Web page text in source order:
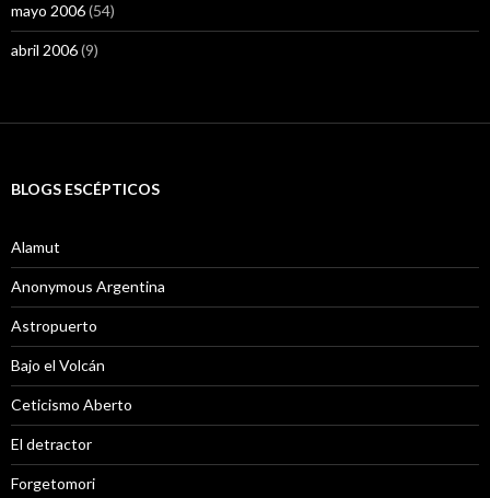
mayo 2006(54)
abril 2006(9)
BLOGS ESCÉPTICOS
Alamut
Anonymous Argentina
Astropuerto
Bajo el Volcán
Ceticismo Aberto
El detractor
Forgetomori